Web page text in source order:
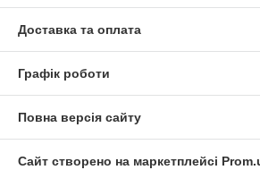
Доставка та оплата
Графік роботи
Повна версія сайту
Сайт створено на маркетплейсі